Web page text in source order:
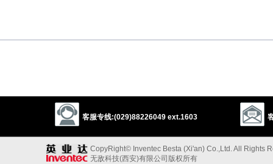
以上来源于：《英汉大辞典》
baffled:
be anxious at.
客服专线:(029)88226049 ext.1603
CopyRight© Inventec Besta (Xi'an) Co.,Ltd. All Rights
无敌科技(西安)有限公司版权所有